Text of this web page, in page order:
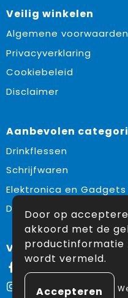
Veilig winkelen
Algemene voorwaarden
Privacyverklaring
Cookiebeleid
Disclaimer
Aanbevolen
Drinkflessen
Schrijfwaren
Elektronica en Gadgets
Draagtassen
Volg ons op:
Instagram
Door op
akkoord met de
productinformatie
wordt vermeld.